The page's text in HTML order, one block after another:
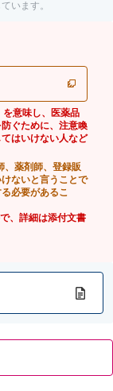
います。
を意味し、医薬品
ぐために、注意喚
はいけない人など
、薬剤師、登録販
ないと言うことで
必要があるこ
、詳細は添付文書